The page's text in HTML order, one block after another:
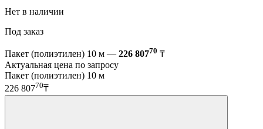
Нет в наличии
Под заказ
Пакет (полиэтилен) 10 м — 226 80770 ₸
Актуальная цена по запросу
Пакет (полиэтилен) 10 м
226 80770₸